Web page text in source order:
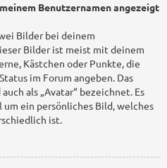
Benutzernamen angezeigt
Bilder bei deinem
Bilder ist meist mit deinem
Kästchen oder Punkte, die
im Forum angeben. Das
als „Avatar“ bezeichnet. Es
ein persönliches Bild, welches
ist.